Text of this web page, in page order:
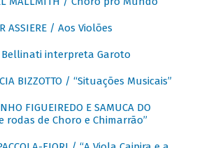
ASSIERE / Aos Violões
interpreta Garoto
BIZZOTTO / “Situações Musicais”
FIGUEIREDO E SAMUCA DO
rodas de Choro e Chimarrão”